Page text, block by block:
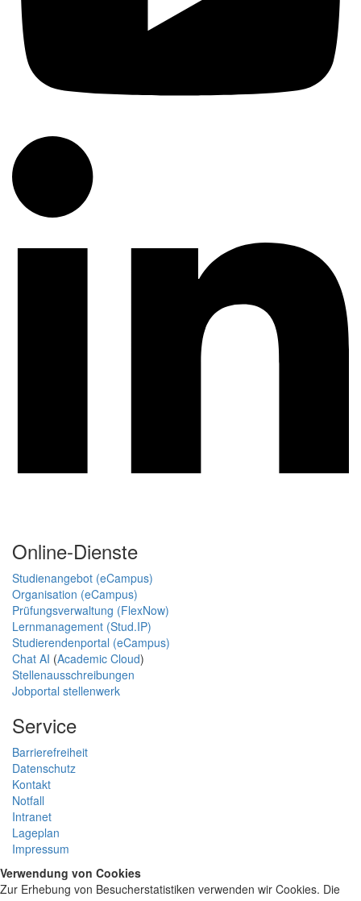
Online-Dienste
Studienangebot (eCampus)
Organisation (eCampus)
Prüfungsverwaltung (FlexNow)
Lernmanagement (Stud.IP)
Studierendenportal (eCampus)
Chat AI (Academic Cloud)
Stellenausschreibungen
Jobportal stellenwerk
Service
Barrierefreiheit
Datenschutz
Kontakt
Notfall
Intranet
Lageplan
Impressum
Verwendung von Cookies
Zur Erhebung von Besucherstatistiken verwenden wir Cookies. Die